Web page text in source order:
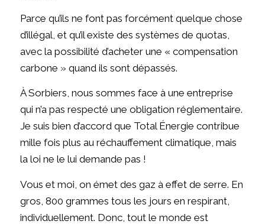
Parce qu’ils ne font pas forcément quelque chose
d’illégal, et qu’il existe des systèmes de quotas,
avec la possibilité d’acheter une « compensation
carbone » quand ils sont dépassés.
À Sorbiers, nous sommes face à une entreprise
qui n’a pas respecté une obligation réglementaire.
Je suis bien d’accord que Total Énergie contribue
mille fois plus au réchauffement climatique, mais
la loi ne le lui demande pas !
Vous et moi, on émet des gaz à effet de serre. En
gros, 800 grammes tous les jours en respirant,
individuellement. Donc, tout le monde est